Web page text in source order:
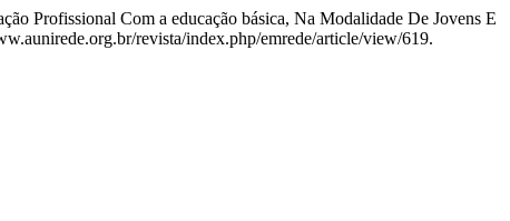
Profissional Com a educação básica, Na Modalidade De Jovens E
revista/index.php/emrede/article/view/619.